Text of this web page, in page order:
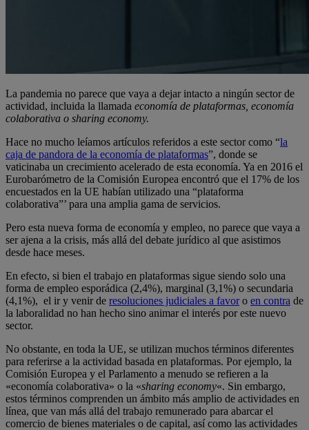
La pandemia no parece que vaya a dejar intacto a ningún sector de
actividad, incluida la llamada economía de plataformas, economía
colaborativa o sharing economy.
Hace no mucho leíamos artículos referidos a este sector como “la
caja de pandora de la economía de plataformas”, donde se
vaticinaba un crecimiento acelerado de esta economía. Ya en 2016 el
Eurobarómetro de la Comisión Europea encontró que el 17% de los
encuestados en la UE habían utilizado una “plataforma
colaborativa”’ para una amplia gama de servicios.
Pero esta nueva forma de economía y empleo, no parece que vaya a
ser ajena a la crisis, más allá del debate jurídico al que asistimos
desde hace meses.
En efecto, si bien el trabajo en plataformas sigue siendo solo una
forma de empleo esporádica (2,4%), marginal (3,1%) o secundaria
(4,1%), el ir y venir de resoluciones judiciales a favoro en contra de
la laboralidad no han hecho sino animar el interés por este nuevo
sector.
No obstante, en toda la UE, se utilizan muchos términos diferentes
para referirse a la actividad basada en plataformas. Por ejemplo, la
Comisión Europea y el Parlamento a menudo se refieren a la
«economía colaborativa» o la «sharing economy«. Sin embargo,
estos términos comprenden un ámbito más amplio de actividades en
línea, que van más allá del trabajo remunerado para abarcar el
comercio de bienes materiales o de capital, así como las actividades